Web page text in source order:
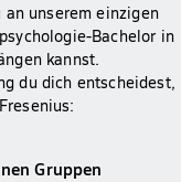
unserem einzigen
Bachelor in
kannst.
du dich entscheidest,
Gruppen